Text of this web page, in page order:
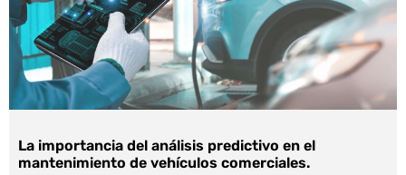
La importancia del análisis predictivo en el
mantenimiento de vehículos comerciales.